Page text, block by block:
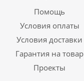
Помощь
Условия оплаты
Условия доставки
Гарантия на товар
Проекты